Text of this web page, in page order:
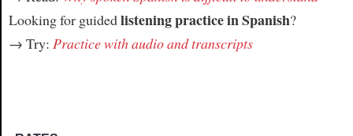
Looking for guidedlistening practice in Spanish?
→ Try: Practice with audio and transcripts